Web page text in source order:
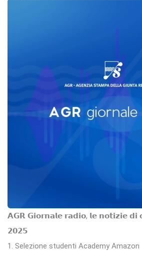
𝗔𝗚𝗥 𝗚𝗶𝗼𝗿𝗻𝗮𝗹𝗲 𝗿𝗮𝗱𝗶𝗼, 𝗹𝗲 𝗻𝗼𝘁𝗶𝘇𝗶𝗲
𝟮𝟬𝟮𝟱
1. Selezione studenti Academy Amazon